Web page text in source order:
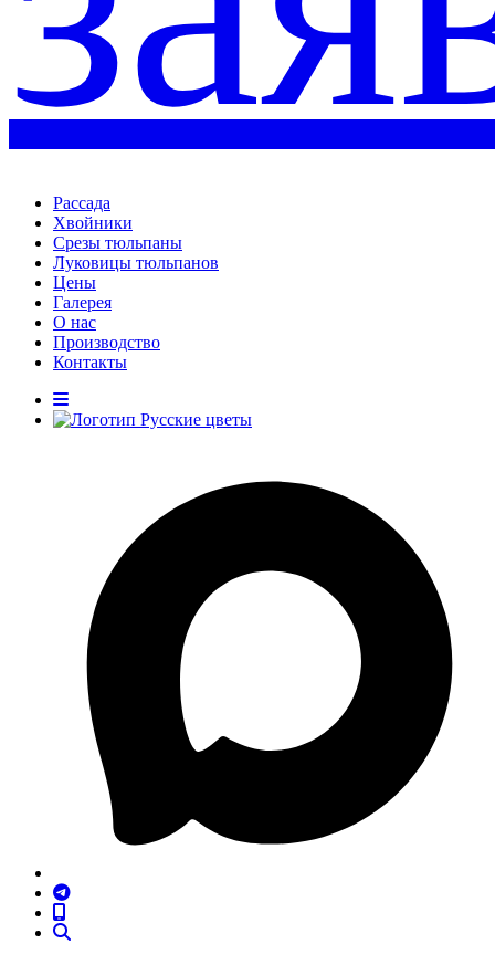
Рассада
Хвойники
Срезы тюльпаны
Луковицы тюльпанов
Цены
Галерея
О нас
Производство
Контакты